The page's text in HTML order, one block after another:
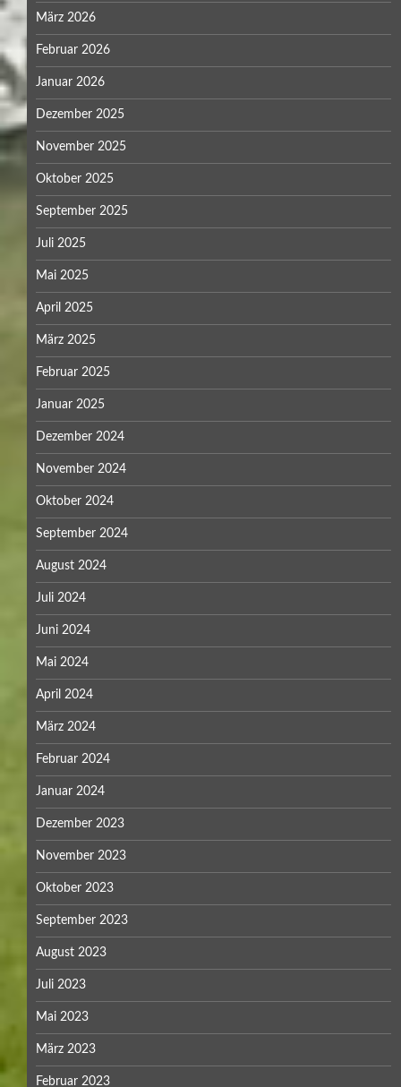
März 2026
Februar 2026
Januar 2026
Dezember 2025
November 2025
Oktober 2025
September 2025
Juli 2025
Mai 2025
April 2025
März 2025
Februar 2025
Januar 2025
Dezember 2024
November 2024
Oktober 2024
September 2024
August 2024
Juli 2024
Juni 2024
Mai 2024
April 2024
März 2024
Februar 2024
Januar 2024
Dezember 2023
November 2023
Oktober 2023
September 2023
August 2023
Juli 2023
Mai 2023
März 2023
Februar 2023